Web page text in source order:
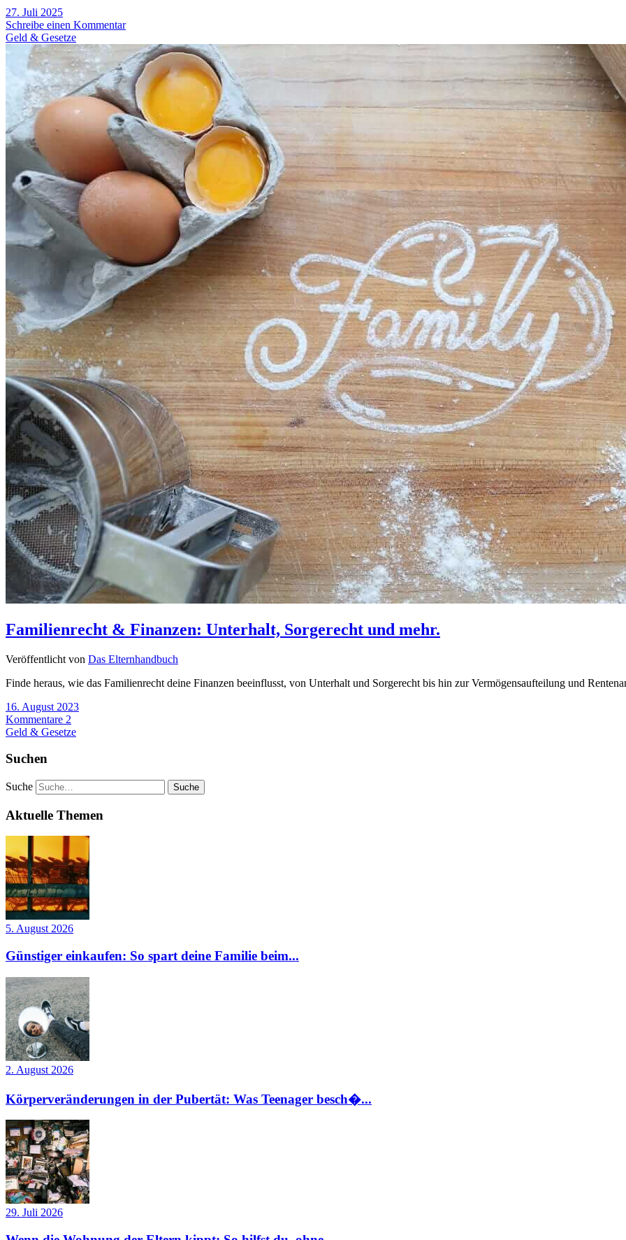
27. Juli 2025
Schreibe einen Kommentar
Geld & Gesetze
Familienrecht & Finanzen: Unterhalt, Sorgerecht und mehr.
Veröffentlicht von Das Elternhandbuch
Finde heraus, wie das Familienrecht deine Finanzen beeinflusst, von Unterhalt und Sorgerecht bis hin zur Vermögensaufteilung und
16. August 2023
Kommentare 2
Geld & Gesetze
Suchen
Suche
Aktuelle Themen
5. August 2026
Günstiger einkaufen: So spart deine Familie beim...
2. August 2026
Körperveränderungen in der Pubertät: Was Teenager besch�...
29. Juli 2026